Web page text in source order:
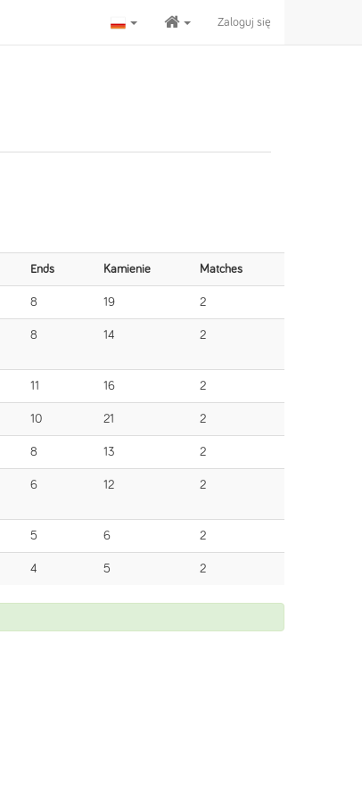
Zaloguj się
Ends Kamienie Matches
8 19 2
8 14 2
11 16 2
10 21 2
8 13 2
6 12 2
5 6 2
4 5 2